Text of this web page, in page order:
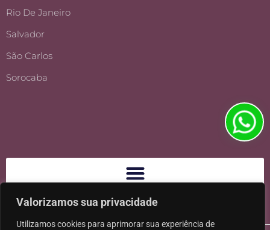
Valorizamos sua privacidade
Utilizamos cookies para aprimorar sua experiência de
Rio De Janeiro
Salvador
São Carlos
Sorocaba